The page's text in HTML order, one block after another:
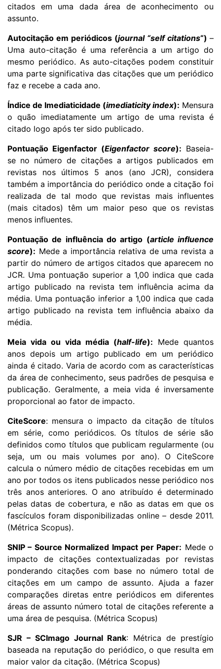
citados em uma dada área de aconhecimento ou
assunto.
Autocitação em periódicos (journal “self citations“) –
Uma auto-citação é uma referência a um artigo do
mesmo periódico. As auto-citações podem constituir
uma parte significativa das citações que um periódico
faz e recebe a cada ano.
Índice de Imediaticidade (imediaticity index): Mensura
o quão imediatamente um artigo de uma revista é
citado logo após ter sido publicado.
Pontuação Eigenfactor (Eigenfactor score): Baseia-
se no número de citações a artigos publicados em
revistas nos últimos 5 anos (ano JCR), considera
também a importância do periódico onde a citação foi
realizada de tal modo que revistas mais influentes
(mais citados) têm um maior peso que os revistas
menos influentes.
Pontuação de influência do artigo (article influence
score): Mede a importância relativa de uma revista a
partir do número de artigos citados que aparecem no
JCR. Uma pontuação superior a 1,00 indica que cada
artigo publicado na revista tem influência acima da
média. Uma pontuação inferior a 1,00 indica que cada
artigo publicado na revista tem influência abaixo da
média.
Meia vida ou vida média (half-life): Mede quantos
anos depois um artigo publicado em um periódico
ainda é citado. Varia de acordo com as características
da área de conhecimento, seus padrões de pesquisa e
publicação. Geralmente, a meia vida é inversamente
proporcional ao fator de impacto.
CiteScore: mensura o impacto da citação de títulos
em série, como periódicos. Os títulos de série são
definidos como títulos que publicam regularmente (ou
seja, um ou mais volumes por ano). O CiteScore
calcula o número médio de citações recebidas em um
ano por todos os itens publicados nesse periódico nos
três anos anteriores. O ano atribuído é determinado
pelas datas de cobertura, e não as datas em que os
fascículos foram disponibilizadas online – desde 2011.
(Métrica Scopus).
SNIP – Source Normalized Impact per Paper: Mede o
impacto de citações contextualizadas por revistas
ponderando citações com base no número total de
citações em um campo de assunto. Ajuda a fazer
comparações diretas entre periódicos em diferentes
áreas de assunto número total de citações referente a
uma área de pesquisa. (Métrica Scopus)
SJR – SCImago Journal Rank: Métrica de prestígio
baseada na reputação do periódico, o que resulta em
maior valor da citação. (Métrica Scopus)